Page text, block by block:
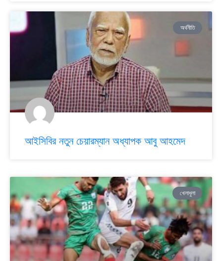
অর্থনীতি
আইসিবির নতুন চেয়ারম্যান অধ্যাপক আবু আহমেদ
খেলাধুলা